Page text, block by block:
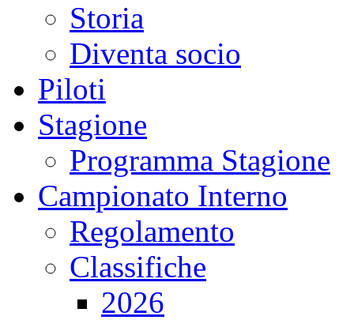
Storia
Diventa socio
Piloti
Stagione
Programma Stagione
Campionato Interno
Regolamento
Classifiche
2026